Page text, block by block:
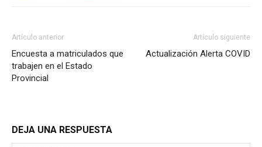
Artículo anterior
Encuesta a matriculados que
trabajen en el Estado
Provincial
Artículo siguiente
Actualización Alerta COVID
DEJA UNA RESPUESTA